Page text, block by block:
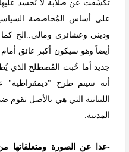
تكشّفت عن صلابة لا نُحسد عليها.
على أساس المُحاصصة
وديني وعشائري ومالي..الخ كما
أيضاً وهو سيكون أكبر عائق
جديد أما خُبث المُصطلح الذي
أنه سيتم طرح "ديمقراطية"
اللبنانية التي هي بالأصل
المدنية.
-عدا عن الصورة ومتعلقاتها